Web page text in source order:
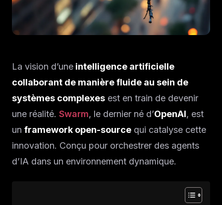
La vision d’une intelligence artificielle
collaborant de manière fluide au sein de
systèmes complexes est en train de devenir
une réalité. Swarm, le dernier né d’OpenAI, est
un framework open-source qui catalyse cette
innovation. Conçu pour orchestrer des agents
d’IA dans un environnement dynamique.